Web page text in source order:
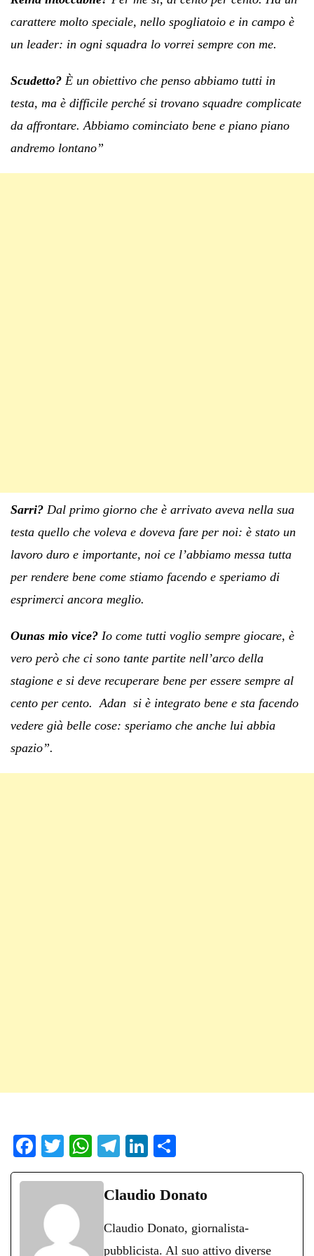
carattere molto speciale, nello spogliatoio e in campo è
un leader: in ogni squadra lo vorrei sempre con me.
Scudetto? È un obiettivo che penso abbiamo tutti in
testa, ma è difficile perché si trovano squadre complicate
da affrontare. Abbiamo cominciato bene e piano piano
andremo lontano”
Sarri? Dal primo giorno che è arrivato aveva nella sua
testa quello che voleva e doveva fare per noi: è stato un
lavoro duro e importante, noi ce l’abbiamo messa tutta
per rendere bene come stiamo facendo e speriamo di
esprimerci ancora meglio.
Ounas mio vice? Io come tutti voglio sempre giocare, è
vero però che ci sono tante partite nell’arco della
stagione e si deve recuperare bene per essere sempre al
cento per cento. Adan si è integrato bene e sta facendo
vedere già belle cose: speriamo che anche lui abbia
spazio”.
Fa
ce
ok
T
wi
r
W
ha
ts
pp
Te
le
gr
m
Li
nk
ed
on
di
di
Claudio Donato
Claudio Donato, giornalista-
pubblicista. Al suo attivo diverse